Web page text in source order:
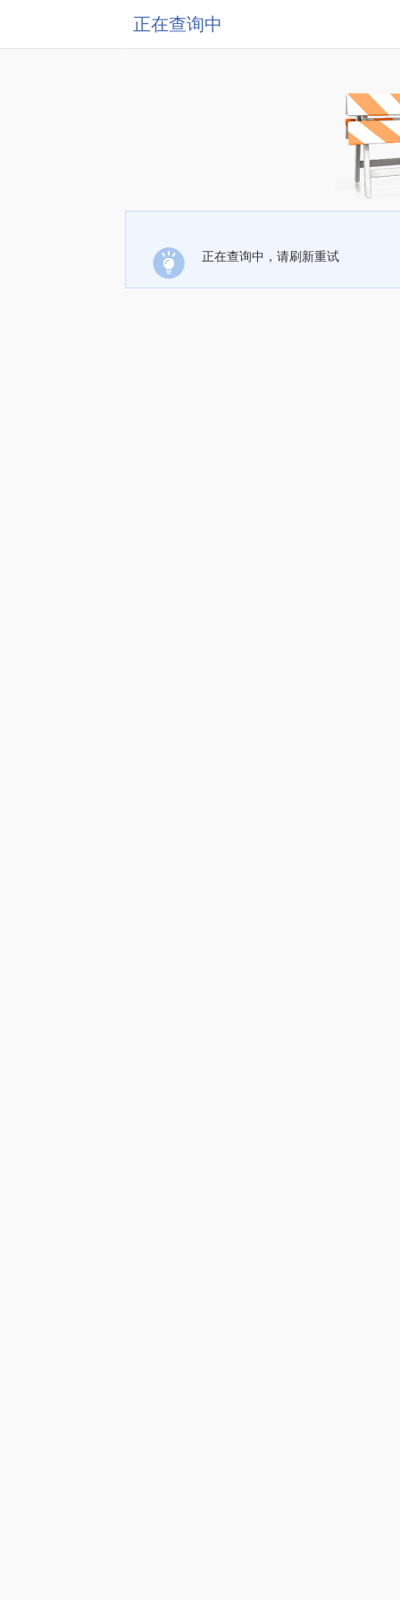
正在查询中
正在查询中，请刷新重试